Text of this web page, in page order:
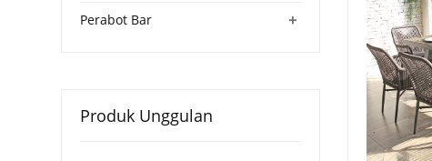
+
Perabot Bar
Produk Unggulan